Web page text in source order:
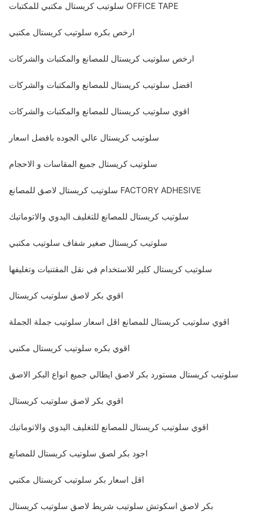
سلوتيب كريستال مكتبي للمكتبات OFFICE TAPE
ارخص بكره سلوتيب كريستال مكتبي
ارخص سلوتيب كريستال للمصانع والمكتبات والشركات
افضل سلوتيب كريستال للمصانع والمكتبات والشركات
اقوي سلوتيب كريستال للمصانع والمكتبات والشركات
سلوتيب كريستال عالي الجوده بافضل اسعار
سلوتيب كريستال جميع المقاسات و الاحجام
سلوتيب كريستال لاصق للمصانع FACTORY ADHESIVE
سلوتيب كريستال للمصانع للتغليف اليدوي والاتوماتيك
سلوتيب كريستال صغير شفاف سلوتيب مكتبي
سلوتيب كريستال كلير للاستخدام في نقل المقتنيات وتغليفها
اقوي بكر لاصق سلوتيب كريستال
اقوي سلوتيب كريستال للمصانع اقل اسعار سلوتيب جملة الجملة
اقوي بكره سلوتيب كريستال مكتبي
سلوتيب كريستال مستورد بكر لاصق ايطالي جميع انواع البكر الاصق
اقوي بكر لاصق سلوتيب كريستال
اقوي سلوتيب كريستال للمصانع للتغليف اليدوي والاتوماتيك
اجود بكر لصق سلوتيب كريستال للمصانع
اقل اسعار بكر سلوتيب كريستال مكتبي
بكر لاصق اسكوتش سلوتيب شريط لاصق سلوتيب كريستال